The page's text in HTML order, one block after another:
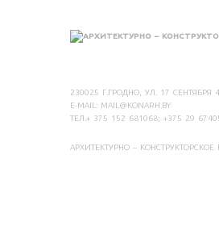
230025 Г.ГРОДНО, УЛ. 17 СЕНТЯБРЯ
E-MAIL: MAIL@KONARH.BY
ТЕЛ.+ 375 152 681068; +375 29
АРХИТЕКТУРНО –